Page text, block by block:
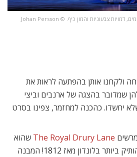
הרפתקה קסומה מלאה בשירים, קסמים, דמויות צבעוניות והמון כיף. Johan Persson ©️
ולקחנו אותן בהפתעה לראות את
שמדובר בהצגה של ארנבים וביצי
יחשדו. כהכנה למחזמר, צפינו בסרט
The Royal Drury Laneשהוא
למעשה התאטרון הפעיל הותיק ביותר בלונדון מאז 1812! המבנה